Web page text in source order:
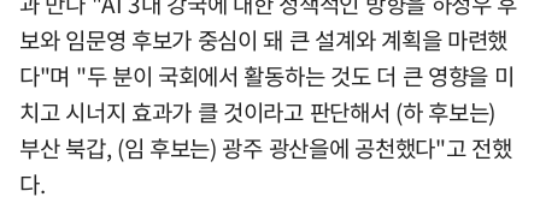
보와 임문영 후보가 중심이 돼 큰 설계와 계획을 마련했
다"며 "두 분이 국회에서 활동하는 것도 더 큰 영향을 미
치고 시너지 효과가 클 것이라고 판단해서 (하 후보는)
부산 북갑, (임 후보는) 광주 광산을에 공천했다"고 전했
다.